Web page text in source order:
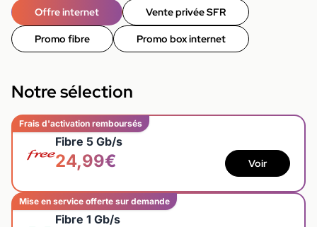
Offre internet Vente privée SFR
Promo fibre Promo box internet
Notre sélection
Frais d'activation remboursés
Fibre 5 Gb/s
24,99€ Voir
Mise en service offerte sur demande
Fibre 1 Gb/s